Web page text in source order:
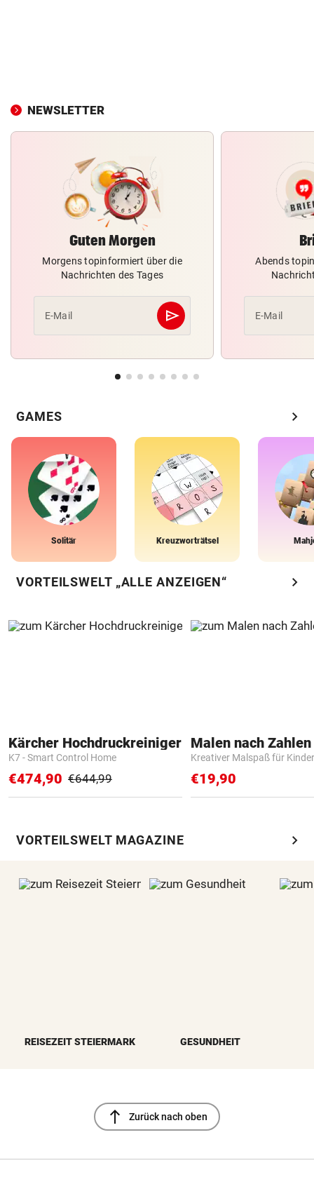
NEWSLETTER
Guten Morgen
Morgens topinformiert über die
Nachrichten des Tages
E-Mail send
Abschicken
Abends
E-Mail
GAMES chevron_right
Solitär Kreuzworträtsel
VORTEILSWELT „ALLE ANZEIGEN“ chevron_right
Kärcher Hochdruckreiniger
K7 - Smart Control Home
€474,90 €644,99
Kreativer Malspaß für Kinder
€19,90
VORTEILSWELT MAGAZINE chevron_right
REISEZEIT STEIERMARK GESUNDHEIT
north Zurück nach oben